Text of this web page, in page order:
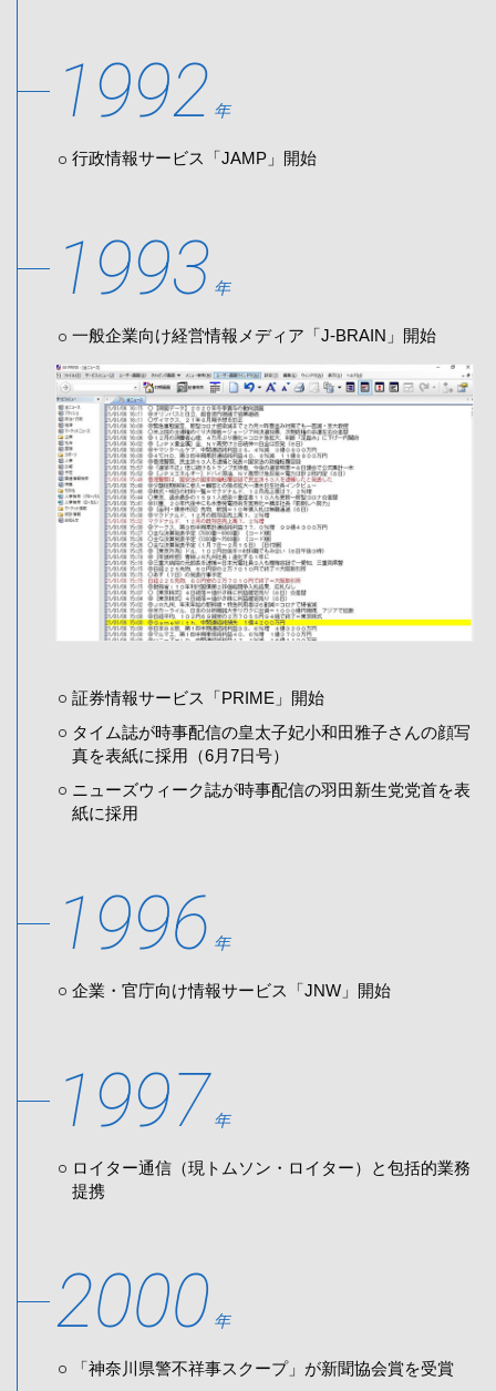
1992 年
行政情報サービス「JAMP」開始
1993 年
一般企業向け経営情報メディア「J-BRAIN」開始
証券情報サービス「PRIME」開始
タイム誌が時事配信の皇太子妃小和田雅子さんの顔写
真を表紙に採用（6月7日号）
ニューズウィーク誌が時事配信の羽田新生党党首を表
紙に採用
1996 年
企業・官庁向け情報サービス「JNW」開始
1997 年
ロイター通信（現トムソン・ロイター）と包括的業務
提携
2000 年
「神奈川県警不祥事スクープ」が新聞協会賞を受賞